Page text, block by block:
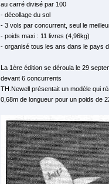
au carré divisé par 100
- décollage du sol
- 3 vols par concurrent, seul le
- poids maxi : 11 livres (4,96kg)
- organisé tous les ans dans le pays
La 1ère édition se déroula le 29
devant 6 concurrents
TH.Newell présentait un modèle qui
0,68m de longueur pour un poids de